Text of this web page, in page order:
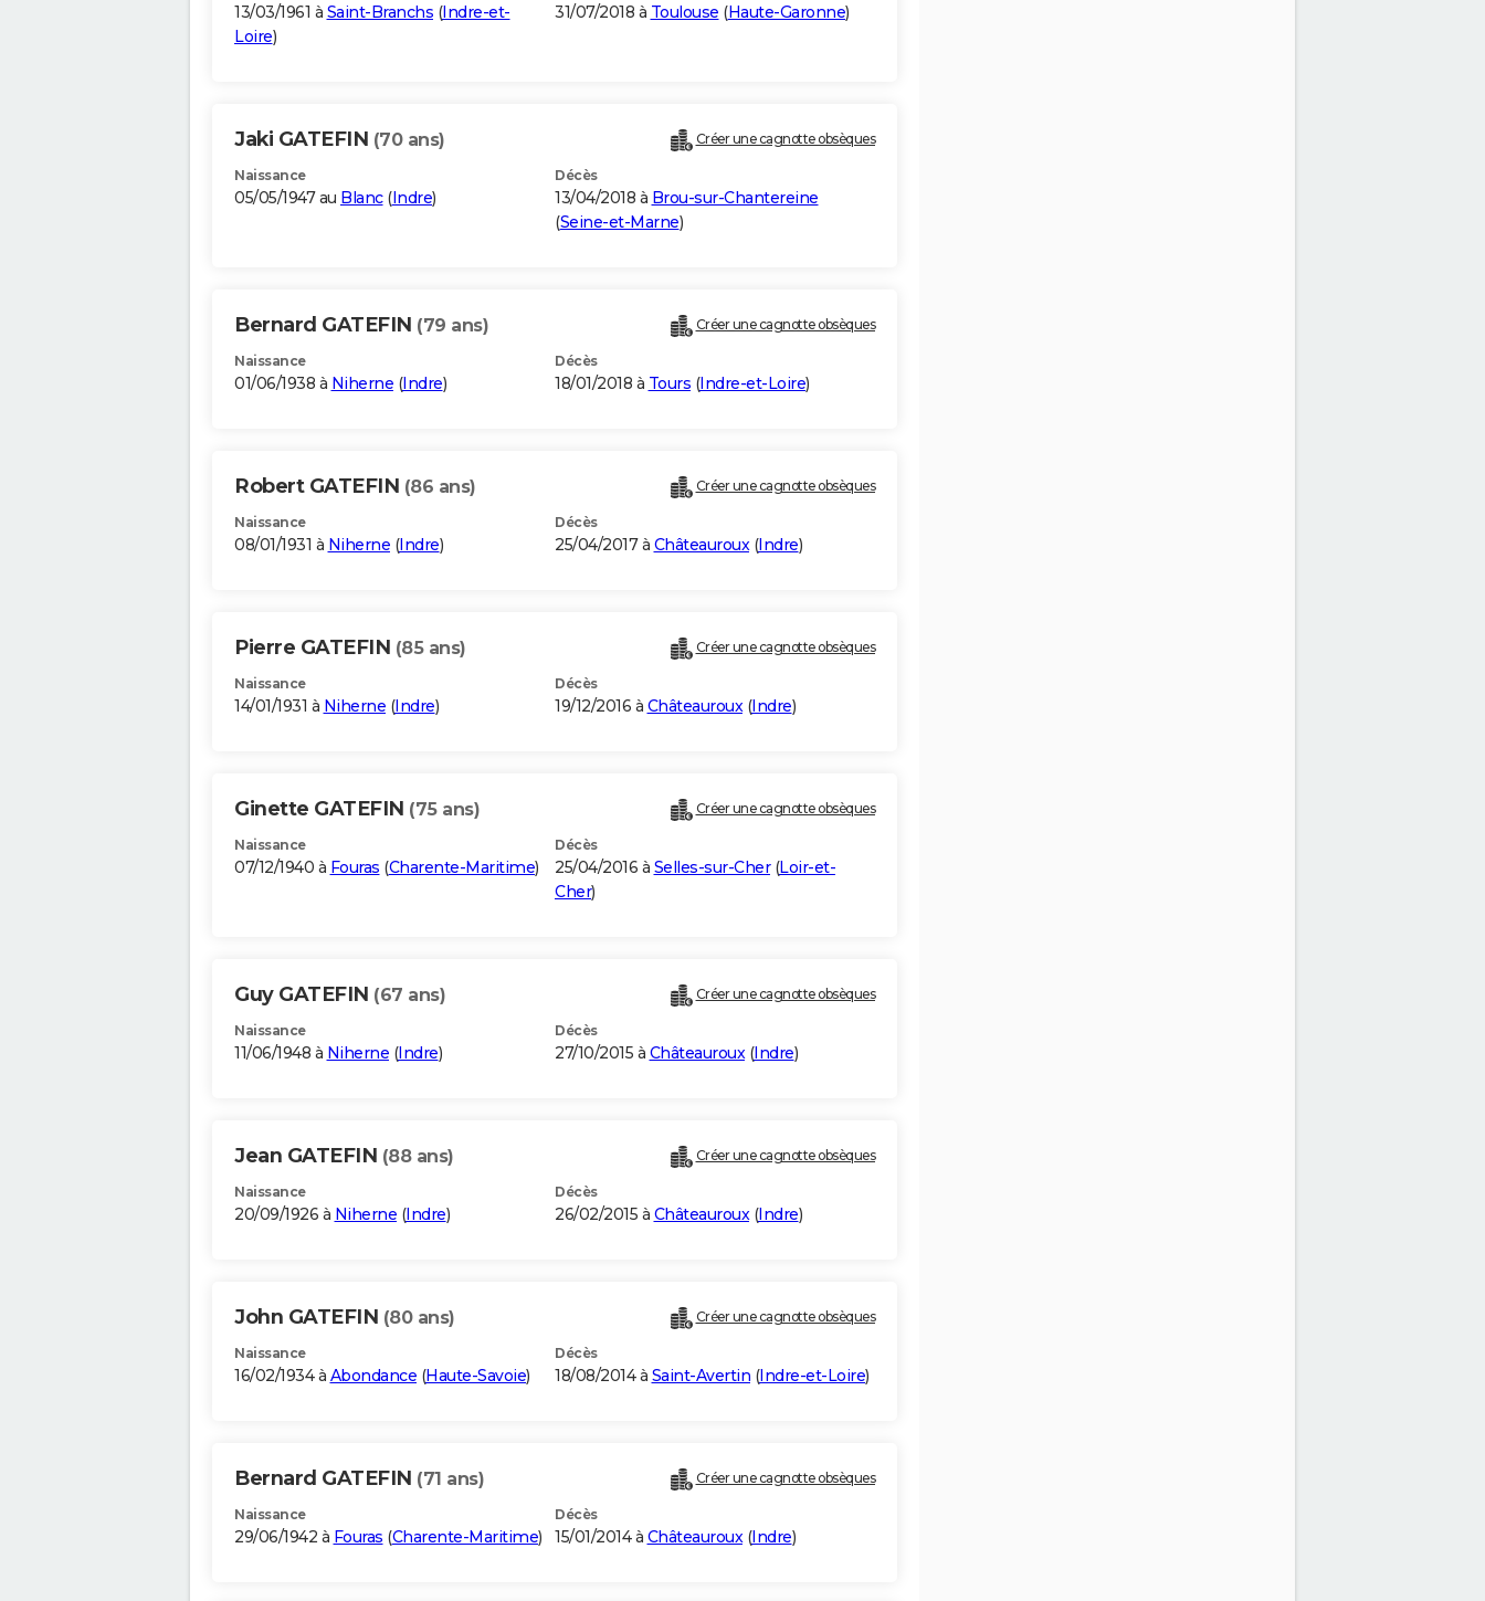
13/03/1961 à Saint-Branchs (Indre-et-
Loire)
31/07/2018 à Toulouse (Haute-Garonne)
Jaki GATEFIN (70 ans) Créer une cagnotte obsèques
Naissance
05/05/1947 au Blanc(Indre)
Décès
13/04/2018 à Brou-sur-Chantereine
(Seine-et-Marne)
Bernard GATEFIN (79 ans) Créer une cagnotte obsèques
Naissance
01/06/1938 à Niherne (Indre)
Décès
18/01/2018 à Tours (Indre-et-Loire)
Robert GATEFIN (86 ans) Créer une cagnotte obsèques
Naissance
08/01/1931 à Niherne (Indre)
Décès
25/04/2017 à Châteauroux(Indre)
Pierre GATEFIN (85 ans) Créer une cagnotte obsèques
Naissance
14/01/1931 à Niherne (Indre)
Décès
19/12/2016 à Châteauroux(Indre)
Ginette GATEFIN (75 ans) Créer une cagnotte obsèques
Naissance
07/12/1940 à Fouras (Charente-Maritime)
Décès
25/04/2016 à Selles-sur-Cher(Loir-et-
Cher)
Guy GATEFIN (67 ans) Créer une cagnotte obsèques
Naissance
11/06/1948 à Niherne (Indre)
Décès
27/10/2015 à Châteauroux(Indre)
Jean GATEFIN (88 ans) Créer une cagnotte obsèques
Naissance
20/09/1926 à Niherne (Indre)
Décès
26/02/2015 à Châteauroux(Indre)
John GATEFIN (80 ans) Créer une cagnotte obsèques
Naissance
16/02/1934 à Abondance (Haute-Savoie)
Décès
18/08/2014 à Saint-Avertin (Indre-et-Loire)
Bernard GATEFIN (71 ans) Créer une cagnotte obsèques
Naissance
29/06/1942 à Fouras (Charente-Maritime)
Décès
15/01/2014 à Châteauroux(Indre)